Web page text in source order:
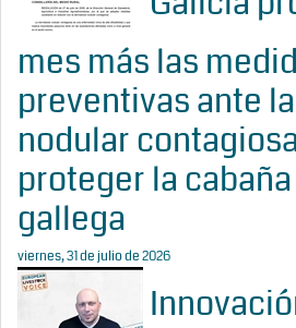
mes más las
preventivas ante
nodular
proteger la
gallega
viernes, 31 de julio de 2026